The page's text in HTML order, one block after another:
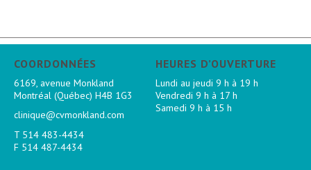
COORDONNÉES
6169, avenue Monkland
Montréal (Québec) H4B 1G3
clinique@cvmonkland.com
T 514 483-4434
F 514 487-4434
HEURES D’OUVERTURE
Lundi au jeudi 9 h à 19 h
Vendredi 9 h à 17 h
Samedi 9 h à 15 h